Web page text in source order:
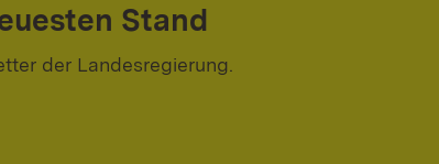
Stand
der Landesregierung.